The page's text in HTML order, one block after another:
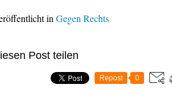
in Gegen Rechts
Post teilen
Repost 0